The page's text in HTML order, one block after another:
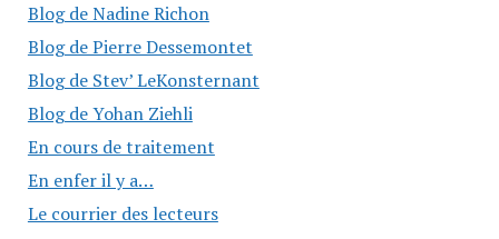
Blog de Nadine Richon
Blog de Pierre Dessemontet
Blog de Stev’ LeKonsternant
Blog de Yohan Ziehli
En cours de traitement
En enfer il y a…
Le courrier des lecteurs